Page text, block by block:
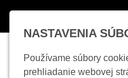
NASTAVENIA
Používame súbory
prehliadanie webovej